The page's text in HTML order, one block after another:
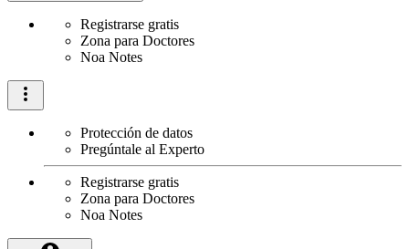
Registrarse gratis
Zona para Doctores
Noa Notes
Protección de datos
Pregúntale al Experto
Registrarse gratis
Zona para Doctores
Noa Notes